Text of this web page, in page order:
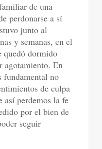
de una
perdonarse a sí
junto al
y semanas, en el
quedó dormido
agotamiento. En
fundamental no
de culpa
así perdemos la fe
por el bien de
seguir